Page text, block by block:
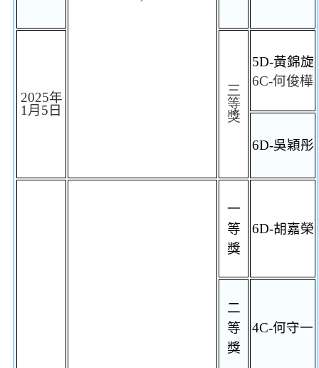
2025年
1 月 5日
三
等
獎
5D-黃錦旋
6C-何俊樺
6D-吳穎彤
一
等
獎
6D-胡嘉榮
二
等
獎
4C-何守一